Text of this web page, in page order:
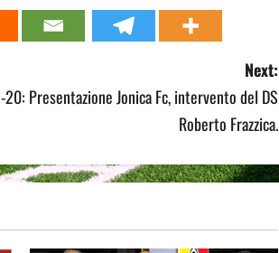
Next:
20: Presentazione Jonica Fc, intervento del DS
Roberto Frazzica.